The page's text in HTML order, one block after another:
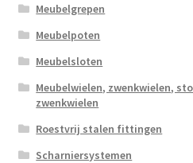
Meubelgrepen
Meubelpoten
Meubelsloten
Meubelwielen, zwenkwielen,
zwenkwielen
Roestvrij stalen fittingen
Scharniersystemen